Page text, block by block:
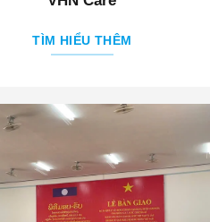
TÌM HIỂU THÊM